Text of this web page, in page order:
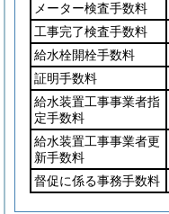
メーター検査手数料
工事完了検査手数料
給水栓開栓手数料
証明手数料
給水装置工事事業者指
定手数料
給水装置工事事業者更
新手数料
督促に係る事務手数料